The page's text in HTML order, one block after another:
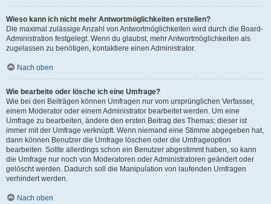
Wieso kann ich nicht mehr Antwortmöglichkeiten erstellen?
Die maximal zulässige Anzahl von Antwortmöglichkeiten wird durch die Board-
Administration festgelegt. Wenn du glaubst, mehr Antwortmöglichkeiten als
zugelassen zu benötigen, kontaktiere einen Administrator.
Nach oben
Wie bearbeite oder lösche ich eine Umfrage?
Wie bei den Beiträgen können Umfragen nur vom ursprünglichen Verfasser,
einem Moderator oder einem Administrator bearbeitet werden. Um eine
Umfrage zu bearbeiten, ändere den ersten Beitrag des Themas; dieser ist
immer mit der Umfrage verknüpft. Wenn niemand eine Stimme abgegeben hat,
dann können Benutzer die Umfrage löschen oder die Umfrageoption
bearbeiten. Sollte allerdings schon ein Benutzer abgestimmt haben, so kann
die Umfrage nur noch von Moderatoren oder Administratoren geändert oder
gelöscht werden. Dadurch soll die Manipulation von laufenden Umfragen
verhindert werden.
Nach oben